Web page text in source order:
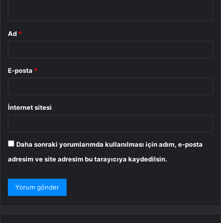
Ad *
E-posta *
İnternet sitesi
Daha sonraki yorumlarımda kullanılması için adım, e-posta
adresim ve site adresim bu tarayıcıya kaydedilsin.